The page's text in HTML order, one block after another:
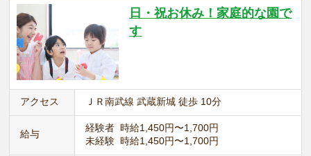
日・祝お休み！家庭的な園で
す
アクセス ＪＲ南武線 武蔵新城 徒歩 10分
給与
経験者 時給1,450円〜1,700円
未経験 時給1,450円〜1,700円